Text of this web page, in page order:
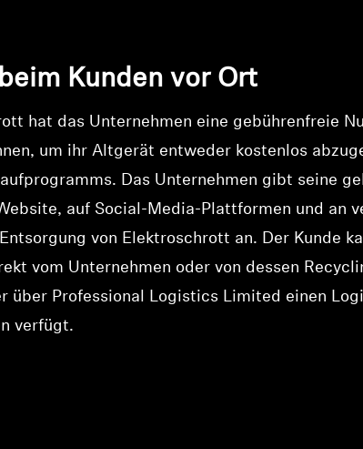
Kunden vor Ort
hat das Unternehmen eine gebührenfreie
um ihr Altgerät entweder kostenlos
Das Unternehmen gibt seine
auf Social-Media-Plattformen und an
von Elektroschrott an. Der Kunde
vom Unternehmen oder von dessen
über Professional Logistics Limited einen
verfügt.